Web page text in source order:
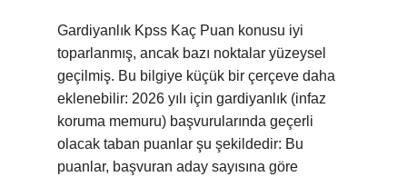
Gardiyanlık Kpss Kaç Puan konusu iyi
toparlanmış, ancak bazı noktalar yüzeysel
geçilmiş. Bu bilgiye küçük bir çerçeve daha
eklenebilir: 2026 yılı için gardiyanlık (infaz
koruma memuru) başvurularında geçerli
olacak taban puanlar şu şekildedir: Bu
puanlar, başvuran aday sayısına göre